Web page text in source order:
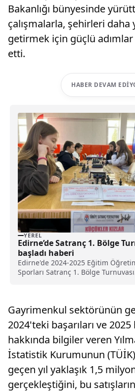
Bakanlığı bünyesinde
çalışmalarla, şehirleri daha
getirmek için güçlü adımlar
etti.
HABER DEVAM
YEREL
Edirne’de Satranç 1. Bölge
başladı haberi
Edirne'de 2024-2025 Eğitim
Sporları Satranç 1. Bölge Turnuvası
ve Lalapaşa ilçelerinden g...
Gayrimenkul sektörünün
2024'teki başarıları ve
hakkında bilgiler veren
İstatistik Kurumunun
geçen yıl yaklaşık 1,5
gerçekleştiğini, bu